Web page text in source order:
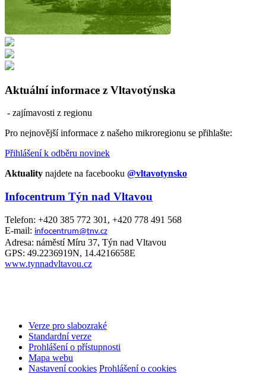
Aktuální informace z Vltavotýnska
- zajímavosti z regionu
Pro nejnovější informace z našeho mikroregionu se přihlašte:
Přihlášení k odběru novinek
Aktuality najdete na facebooku @vltavotynsko
Infocentrum Týn nad Vltavou
Telefon: +420 385 772 301, +420 778 491 568
E-mail: infocentrum@tnv.cz
Adresa: náměstí Míru 37, Týn nad Vltavou
GPS: 49.2236919N, 14.4216658E
www.tynnadvltavou.cz
Verze pro slabozraké
Standardní verze
Prohlášení o přístupnosti
Mapa webu
Nastavení cookies Prohlášení o cookies